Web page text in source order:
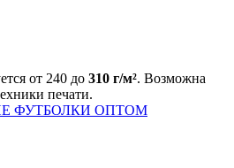
от 240 до 310 г/м². Возможна
печати.